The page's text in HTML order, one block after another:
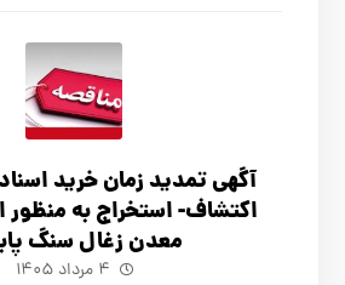
آگهي تمدید زمان خرید
اکتشاف- استخراج به منظور
معدن زغال سنگ
۴ مرداد ۱۴۰۵